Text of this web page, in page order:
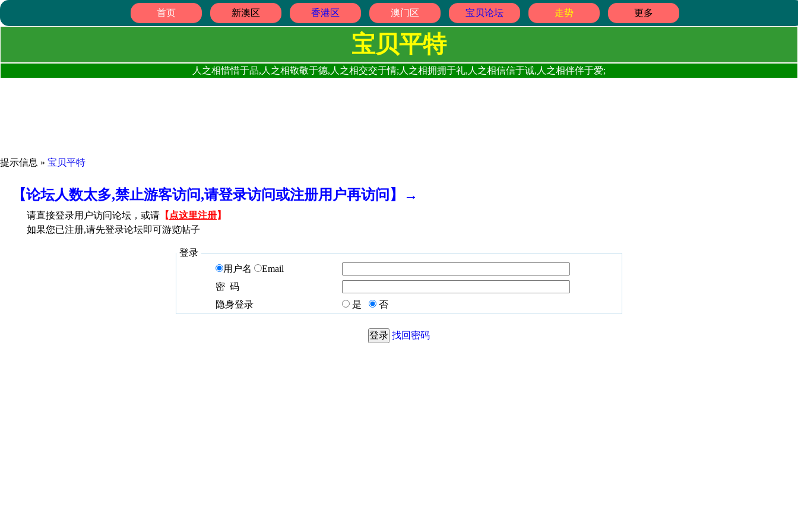
首页 新澳区 香港区 澳门区 宝贝论坛 走势 更多
宝贝平特
人之相惜惜于品,人之相敬敬于德,人之相交交于情;人之相拥拥于礼,人之相信信于诚,人之相伴伴于爱;
提示信息 » 宝贝平特
【论坛人数太多,禁止游客访问,请登录访问或注册用户再访问】→
请直接登录用户访问论坛，或请 【 点这里注册】
如果您已注册,请先登录论坛即可游览帖子
登录
用户名
Email
密 码
隐身登录
是 否
找回密码